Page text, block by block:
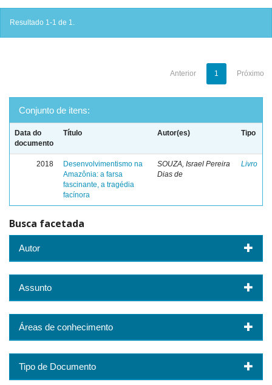
Resultado 1-1 de 1.
Anterior 1 Próximo
Conjunto de itens:
Data do
documento
Título Autor(es) Tipo
2018
Desenvolvimentismo na
Amazônia: a farsa
fascinante, a tragédia
facínora
SOUZA, Israel Pereira
Dias de
Livro
Busca facetada
Autor
Assunto
Áreas de conhecimento
Tipo de Documento